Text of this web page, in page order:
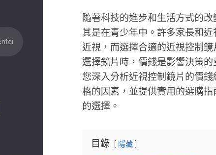
隨著科技的進步和生活方式的
其是在青少年中。許多家長和
近視，而選擇合適的近視控制
選擇鏡片時，價錢是影響決策
您深入分析近視控制鏡片的價
格的因素，並提供實用的選購
的選擇。
目錄 隱藏